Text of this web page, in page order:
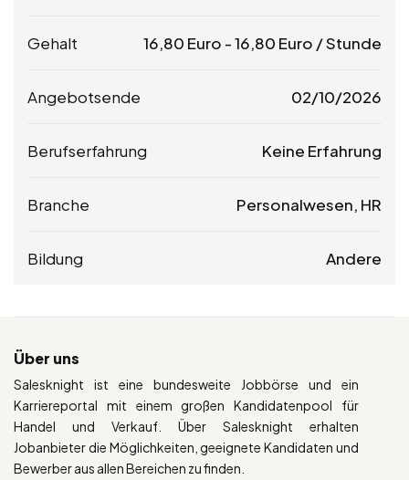
Gehalt 16,80 Euro -16,80 Euro / Stunde
Angebotsende 02/10/2026
Berufserfahrung Keine Erfahrung
Branche Personalwesen, HR
Bildung Andere
Über uns
Salesknight ist eine bundesweite Jobbörse und ein
Karriereportal mit einem großen Kandidatenpool für
Handel und Verkauf. Über Salesknight erhalten
Jobanbieter die Möglichkeiten, geeignete Kandidaten und
Bewerber aus allen Bereichen zu finden.